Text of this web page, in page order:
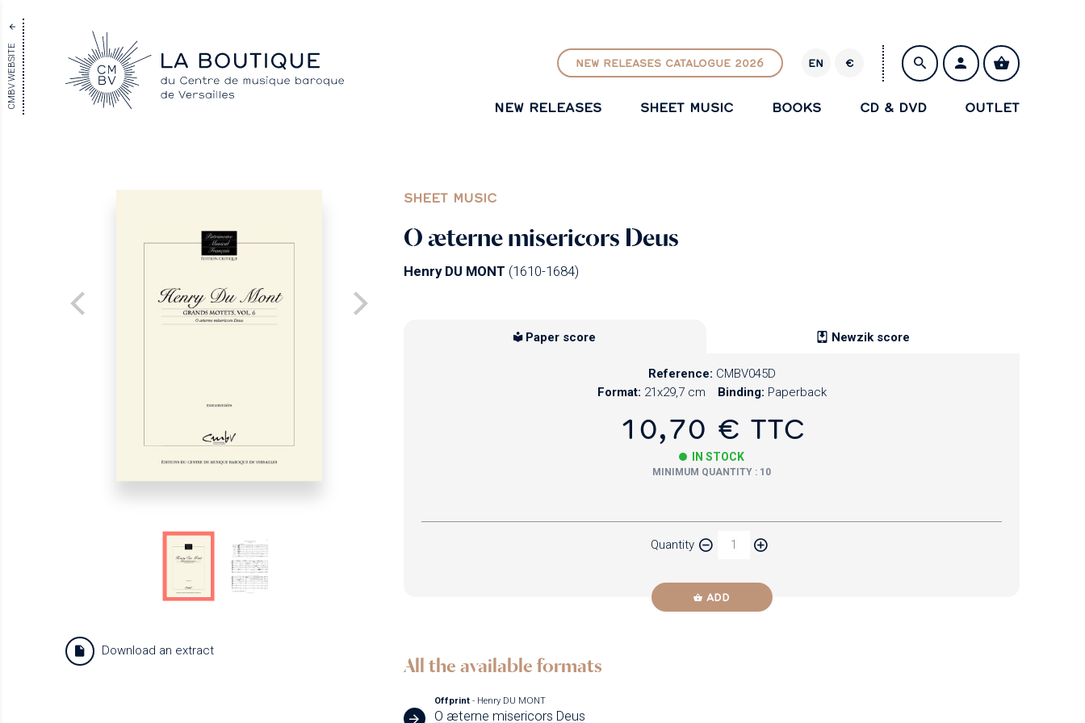
CMBV WEBSITE NEW RELEASES CATALOGUE 2026 EN
R
€
NEW RELEASES SHEET MUSIC BOOKS CD & DVD OUTLET
SHEET MUSIC
O æterne misericors Deus
Henry DU MONT (1610-1684)
Download an extract
Paper score Newzik score
Reference: CMBV045D
Format: 21x29,7 cm Binding: Paperback
10,70 € TTC
IN STOCK
MINIMUM QUANTITY : 10
Quantity
ADD
All the available formats
Offprint- Henry DU MONT
O æterne misericors Deus